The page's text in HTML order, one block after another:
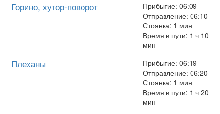
Горино, хутор-поворот
Прибытие: 06:09
Отправление: 06:10
Стоянка: 1 мин
Время в пути: 1 ч 10
мин
Плеханы
Прибытие: 06:19
Отправление: 06:20
Стоянка: 1 мин
Время в пути: 1 ч 20
мин